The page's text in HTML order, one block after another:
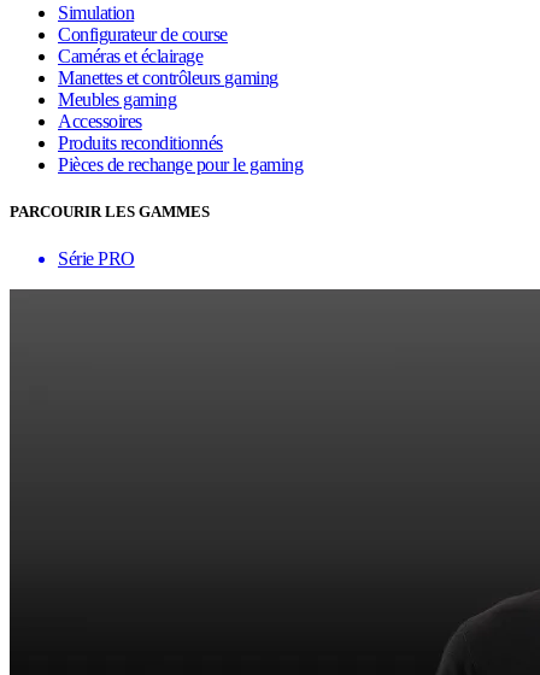
Simulation
Configurateur de course
Caméras et éclairage
Manettes et contrôleurs gaming
Meubles gaming
Accessoires
Produits reconditionnés
Pièces de rechange pour le gaming
PARCOURIR LES GAMMES
Série PRO